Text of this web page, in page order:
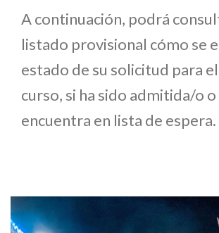
A continuación, podrá
listado provisional cómo se
estado de su solicitud para
curso, si ha sido admitida/o o
encuentra en lista de espera.